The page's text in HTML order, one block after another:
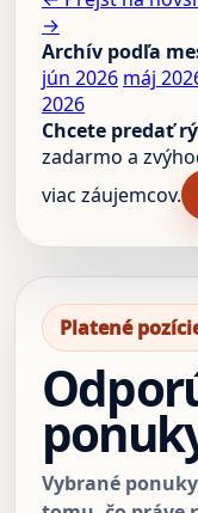
→
Archív podľa
jún 2026 máj
2026
Chcete predať
zadarmo a
viac záujemcov.
Platené
Vybrané